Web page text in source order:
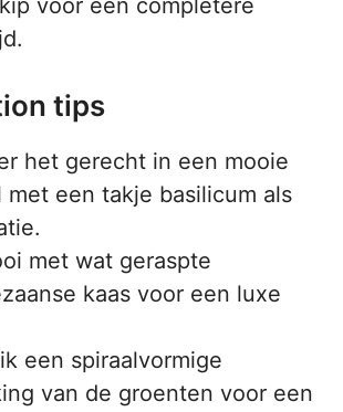
voor een completere
tips
het gerecht in een mooie
met een takje basilicum als
met wat geraspte
kaas voor een luxe
een spiraalvormige
van de groenten voor een